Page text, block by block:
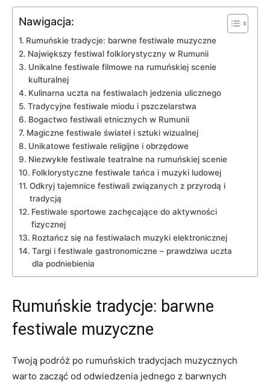
Nawigacja:
Rumuńskie tradycje: barwne⁤ festiwale muzyczne
Największy festiwal folklorystyczny ‍w ⁤Rumunii
Unikalne⁣ festiwale ​filmowe na rumuńskiej scenie
kulturalnej
Kulinarna uczta na ‍festiwalach‍ jedzenia ulicznego
Tradycyjne festiwale miodu i ⁤pszczelarstwa
Bogactwo ​festiwali ⁢etnicznych ⁢w ‌Rumunii
Magiczne festiwale ‌świateł ⁤i sztuki ⁤wizualnej
Unikatowe festiwale religijne i obrzędowe
Niezwykłe​ festiwale⁤ teatralne na rumuńskiej scenie
Folklorystyczne ​festiwale tańca i muzyki ‌ludowej
Odkryj tajemnice ​festiwali związanych z przyrodą i
⁢tradycją
Festiwale ‌sportowe​ zachęcające do aktywności
fizycznej
Roztańcz się ⁢na festiwalach muzyki elektronicznej
Targi i⁢ festiwale gastronomiczne – ‍prawdziwa uczta
dla podniebienia
Rumuńskie tradycje: barwne⁤
festiwale muzyczne
Twoją ⁢podróż​ po rumuńskich tradycjach muzycznych
‍warto ⁣zacząć ​od odwiedzenia jednego ⁢z barwnych